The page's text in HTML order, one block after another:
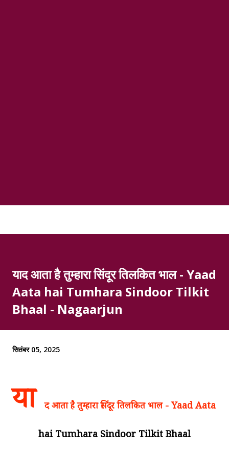
याद आता है तुम्हारा सिंदूर तिलकित भाल - Yaad
Aata hai Tumhara Sindoor Tilkit
Bhaal - Nagaarjun
सितंबर 05, 2025
या
द आता है तुम्हारा सिंदूर तिलकित भाल - Yaad Aata
hai Tumhara Sindoor Tilkit Bhaal